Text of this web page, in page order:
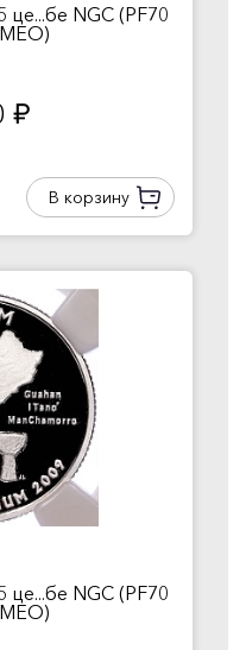
NGC (PF70
руб.
В корзину
NGC (PF70